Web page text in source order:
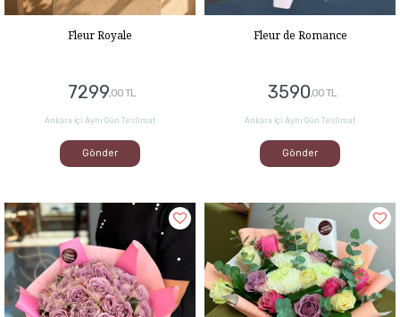
Fleur Royale
7299,00 TL
Ankara İçi Aynı Gün Teslimat
Gönder
Fleur de Romance
3590,00 TL
Ankara İçi Aynı Gün Teslimat
Gönder